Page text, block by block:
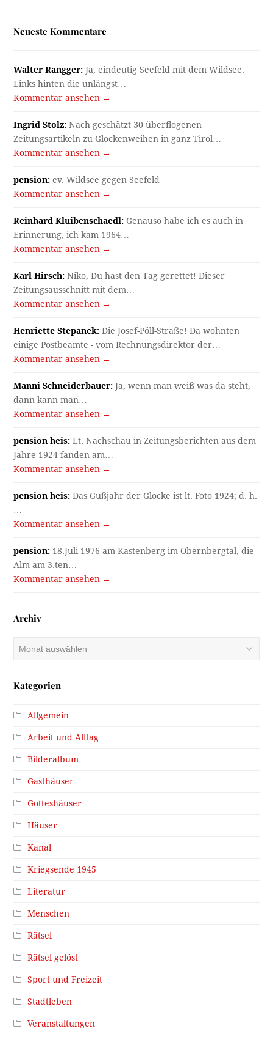
Neueste Kommentare
Walter Rangger: Ja, eindeutig Seefeld mit dem Wildsee.
Links hinten die unlängst…
Kommentar ansehen →
Ingrid Stolz: Nach geschätzt 30 überflogenen
Zeitungsartikeln zu Glockenweihen in ganz Tirol…
Kommentar ansehen →
pension: ev. Wildsee gegen Seefeld
Kommentar ansehen →
Reinhard Kluibenschaedl: Genauso habe ich es auch in
Erinnerung, ich kam 1964…
Kommentar ansehen →
Karl Hirsch: Niko, Du hast den Tag gerettet! Dieser
Zeitungsausschnitt mit dem…
Kommentar ansehen →
Henriette Stepanek: Die Josef-Pöll-Straße! Da wohnten
einige Postbeamte - vom Rechnungsdirektor der…
Kommentar ansehen →
Manni Schneiderbauer: Ja, wenn man weiß was da steht,
dann kann man…
Kommentar ansehen →
pension heis: Lt. Nachschau in Zeitungsberichten aus dem
Jahre 1924 fanden am…
Kommentar ansehen →
pension heis: Das Gußjahr der Glocke ist lt. Foto 1924; d. h.
Kommentar ansehen →
pension: 18.Juli 1976 am Kastenberg im Obernbergtal, die
Alm am 3.ten…
Kommentar ansehen →
Archiv
Kategorien
Allgemein
Arbeit und Alltag
Bilderalbum
Gasthäuser
Gotteshäuser
Häuser
Kanal
Kriegsende 1945
Literatur
Menschen
Rätsel
Rätsel gelöst
Sport und Freizeit
Stadtleben
Veranstaltungen